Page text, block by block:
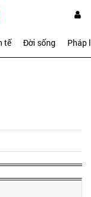
tế Đời sống Pháp